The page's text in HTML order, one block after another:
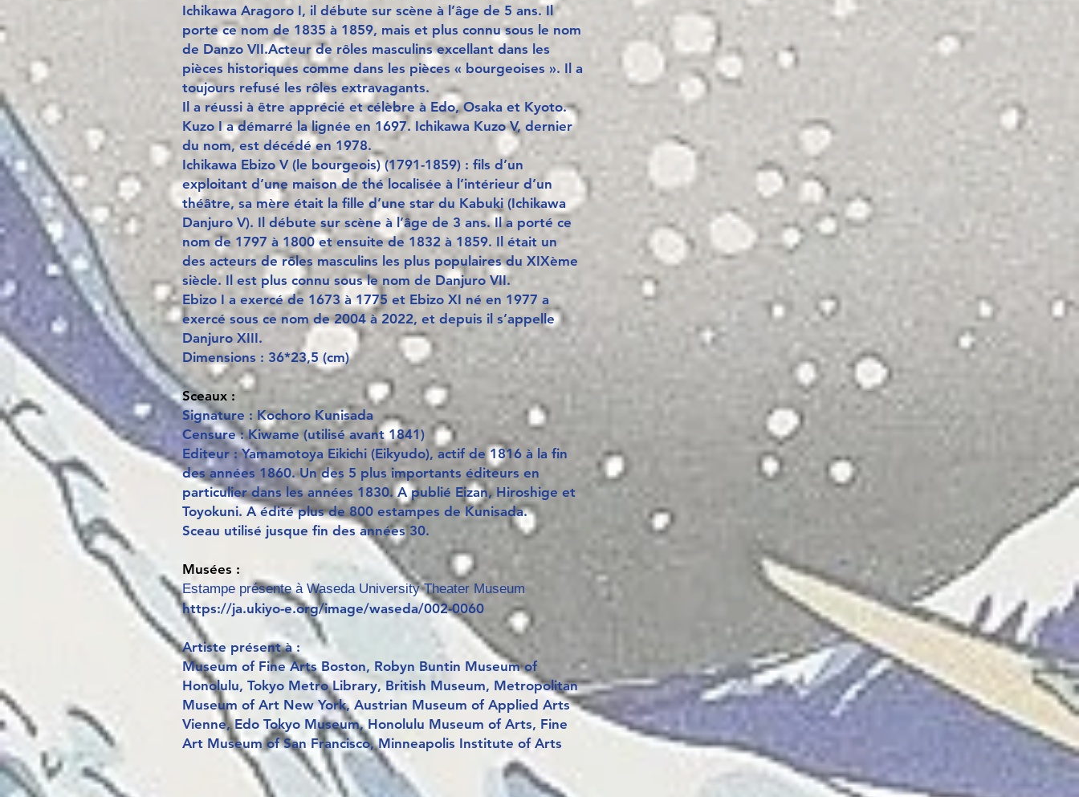
Ichikawa Aragoro I, il débute sur scène à l’âge de 5 ans. Il
porte ce nom de 1835 à 1859, mais et plus connu sous le nom
de Danzo VII.Acteur de rôles masculins excellant dans les
pièces historiques comme dans les pièces « bourgeoises ». Il a
toujours refusé les rôles extravagants.
Il a réussi à être apprécié et célèbre à Edo, Osaka et Kyoto.
Kuzo I a démarré la lignée en 1697. Ichikawa Kuzo V, dernier
du nom, est décédé en 1978.
Ichikawa Ebizo V (le bourgeois) (1791-1859) : fils d’un
exploitant d’une maison de thé localisée à l’intérieur d’un
théâtre, sa mère était la fille d’une star du Kabuki (Ichikawa
Danjuro V). Il débute sur scène à l’âge de 3 ans. Il a porté ce
nom de 1797 à 1800 et ensuite de 1832 à 1859. Il était un
des acteurs de rôles masculins les plus populaires du XIXème
siècle. Il est plus connu sous le nom de Danjuro VII.
Ebizo I a exercé de 1673 à 1775 et Ebizo XI né en 1977 a
exercé sous ce nom de 2004 à 2022, et depuis il s’appelle
Danjuro XIII.
Dimensions : 36*23,5 (cm)
Sceaux :
Signature : Kochoro Kunisada
Censure : Kiwame (utilisé avant 1841)
Editeur : Yamamotoya Eikichi (Eikyudo), actif de 1816 à la fin
des années 1860. Un des 5 plus importants éditeurs en
particulier dans les années 1830. A publié Eizan, Hiroshige et
Toyokuni. A édité plus de 800 estampes de Kunisada.
Sceau utilisé jusque fin des années 30.
Musées :
Estampe présente à Waseda University Theater Museum
https://ja.ukiyo-e.org/image/waseda/002-0060
Artiste présent à :
Museum of Fine Arts Boston, Robyn Buntin Museum of
Honolulu, Tokyo Metro Library, British Museum, Metropolitan
Museum of Art New York, Austrian Museum of Applied Arts
Vienne, Edo Tokyo Museum, Honolulu Museum of Arts, Fine
Art Museum of San Francisco, Minneapolis Institute of Arts